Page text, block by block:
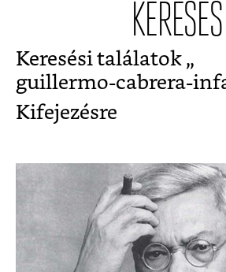
KERESÉS
Keresési találatok „
guillermo-cabrera-
Kifejezésre